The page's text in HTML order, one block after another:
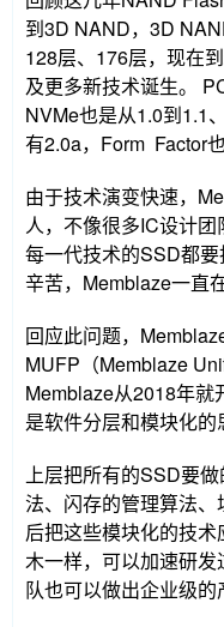
到3D NAND，3D
128层、176层，现在
及更多新技术诞生。
NVMe也是从1.0到1.1
有2.0a，Form Factor
由于技术演变快速，
人，不像很多IC设计
每一代技术的SSD都
辛苦，Memblaze一直
回应此问题，
MUFP（Memblaze
Memblaze从2018年
是软件分层和模块化的
上层把所有的SSD要
法、闪存的管理算法
后把这些模块化的技
木一样，可以加速研
队也可以做出企业级的